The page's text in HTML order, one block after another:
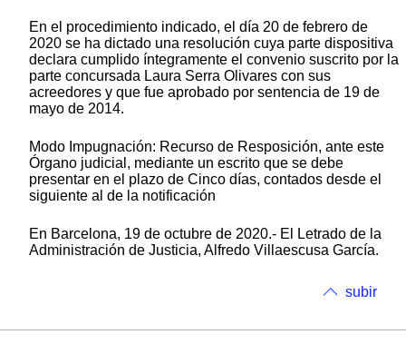
En el procedimiento indicado, el día 20 de febrero de
2020 se ha dictado una resolución cuya parte dispositiva
declara cumplido íntegramente el convenio suscrito por la
parte concursada Laura Serra Olivares con sus
acreedores y que fue aprobado por sentencia de 19 de
mayo de 2014.
Modo Impugnación: Recurso de Resposición, ante este
Órgano judicial, mediante un escrito que se debe
presentar en el plazo de Cinco días, contados desde el
siguiente al de la notificación
En Barcelona, 19 de octubre de 2020.- El Letrado de la
Administración de Justicia, Alfredo Villaescusa García.
subir